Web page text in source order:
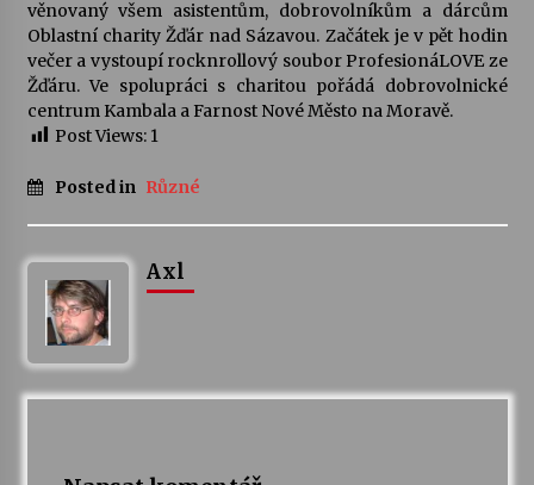
věnovaný všem asistentům, dobrovolníkům a dárcům
Oblastní charity Žďár nad Sázavou. Začátek je v pět hodin
večer a vystoupí rocknrollový soubor ProfesionáLOVE ze
Žďáru. Ve spolupráci s charitou pořádá dobrovolnické
centrum Kambala a Farnost Nové Město na Moravě.
Post Views: 1
Posted in Různé
Axl